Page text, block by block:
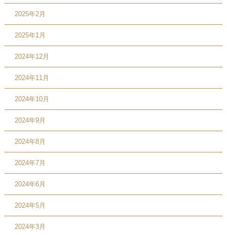
2025年2月
2025年1月
2024年12月
2024年11月
2024年10月
2024年9月
2024年8月
2024年7月
2024年6月
2024年5月
2024年3月